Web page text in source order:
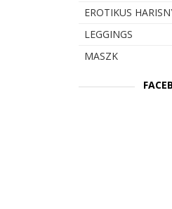
EROTIKUS
LEGGINGS
MASZK